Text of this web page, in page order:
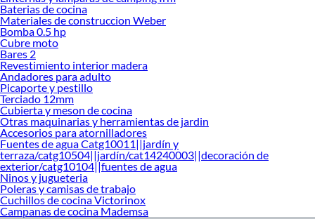
Baterias de cocina
Materiales de construccion Weber
Bomba 0.5 hp
Cubre moto
Bares 2
Revestimiento interior madera
Andadores para adulto
Picaporte y pestillo
Terciado 12mm
Cubierta y meson de cocina
Otras maquinarias y herramientas de jardin
Accesorios para atornilladores
Fuentes de agua Catg10011||jardín y
terraza/catg10504||jardín/cat14240003||decoración de
exterior/catg10104||fuentes de agua
Ninos y jugueteria
Poleras y camisas de trabajo
Cuchillos de cocina Victorinox
Campanas de cocina Mademsa